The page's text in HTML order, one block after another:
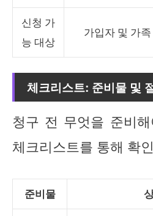
신청 가
능 대상
가입자 및 가족
체크리스트: 준비물 및
청구 전 무엇을 준비
체크리스트를 통해 확
준비물